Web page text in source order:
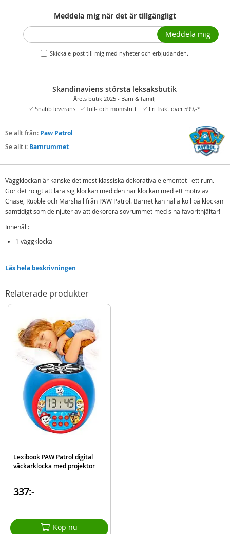
Meddela mig när det är tillgängligt
Skicka e-post till mig med nyheter och erbjudanden.
Meddela mig
Skandinaviens största leksaksbutik
Årets butik 2025 - Barn & familj
Snabb leverans
Tull- och momsfritt Fri frakt över 599,-*
Se allt från: Paw Patrol
Se allt i: Barnrummet
Väggklockan är kanske det mest klassiska dekorativa elementet i ett rum.
Gör det roligt att lära sig klockan med den här klockan med ett motiv av
Chase, Rubble och Marshall från PAW Patrol. Barnet kan hålla koll på klockan
samtidigt som de njuter av att dekorera sovrummet med sina favorithjältar!
Innehåll:
1 väggklocka
Mer
information
Modell
Varumärke
Läs hela beskrivningen
Relaterade produkter
Lexibook PAW Patrol digital
väckarklocka med projektor
337:-
Köp nu